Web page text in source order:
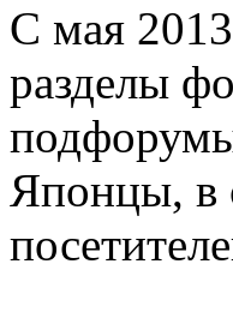
С мая
разделы
Японцы, в